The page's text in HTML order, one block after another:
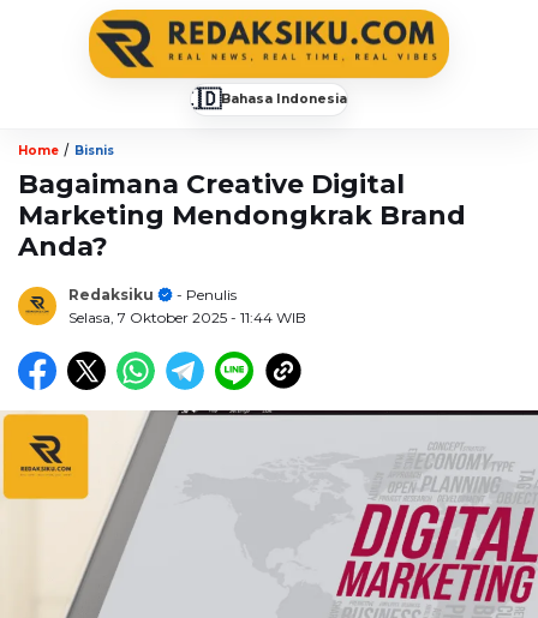
🇮🇩Bahasa Indonesia
Home / Bisnis
Bagaimana Creative Digital
Marketing Mendongkrak Brand
Anda?
Redaksiku
- Penulis
Selasa, 7 Oktober 2025 - 11:44 WIB